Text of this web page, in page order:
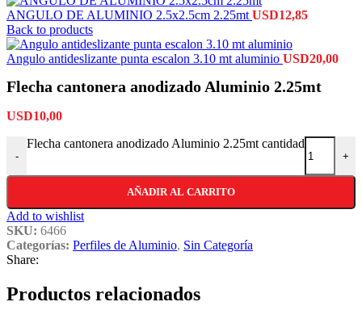
ANGULO DE ALUMINIO 2.5x2.5cm 2.25mt USD12,85
Back to products
Angulo antideslizante punta escalon 3.10 mt aluminio USD20,00
Flecha cantonera anodizado Aluminio 2.25mt
USD10,00
-
Flecha cantonera anodizado Aluminio 2.25mt cantidad
+
AÑADIR AL CARRITO
Add to wishlist
SKU: 6466
Categorías: Perfiles de Aluminio, Sin Categoría
Share:
Productos relacionados